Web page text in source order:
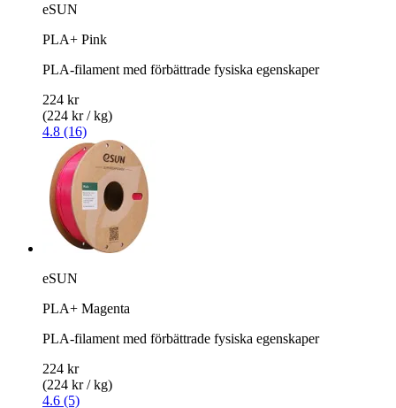
eSUN
PLA+ Pink
PLA-filament med förbättrade fysiska egenskaper
224 kr
(224 kr / kg)
4.8 (16)
eSUN
PLA+ Magenta
PLA-filament med förbättrade fysiska egenskaper
224 kr
(224 kr / kg)
4.6 (5)